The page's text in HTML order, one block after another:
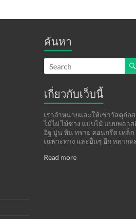
ค้นหา
เกี่ยวกับเว็บนี้
เราจำหน่ายและให้เช่าวัสดุก่อ
ไม้ไผ่ ไม้ซาง แบบไม้ แบบพลาส
อิฐ ปูน หิน ทราย คอนกรีต เหล็ก
เฉพาะทาง และอื่นๆ อีก หลากห
Read more